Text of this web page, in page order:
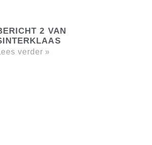
2 VAN
Lees verder »